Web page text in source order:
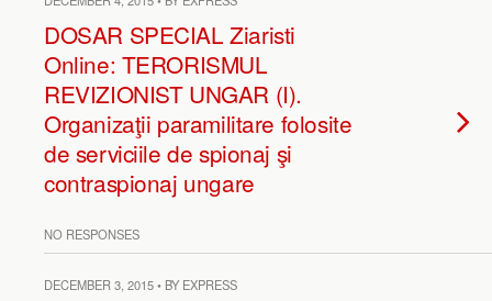
DOSAR SPECIAL Ziaristi
Online: TERORISMUL
REVIZIONIST UNGAR (I).
Organizaţii paramilitare folosite
de serviciile de spionaj şi
contraspionaj ungare
NO RESPONSES
DECEMBER 3, 2015 • BY EXPRESS